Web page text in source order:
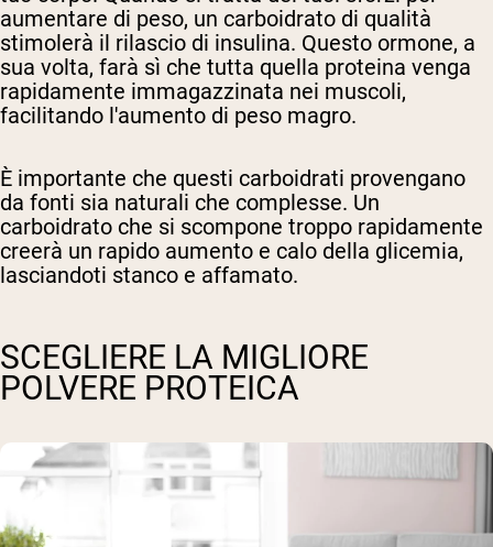
aumentare di peso, un carboidrato di qualità
stimolerà il rilascio di insulina. Questo ormone, a
sua volta, farà sì che tutta quella proteina venga
rapidamente immagazzinata nei muscoli,
facilitando l'aumento di peso magro.
È importante che questi carboidrati provengano
da fonti sia naturali che complesse. Un
carboidrato che si scompone troppo rapidamente
creerà un rapido aumento e calo della glicemia,
lasciandoti stanco e affamato.
SCEGLIERE LA MIGLIORE
POLVERE PROTEICA